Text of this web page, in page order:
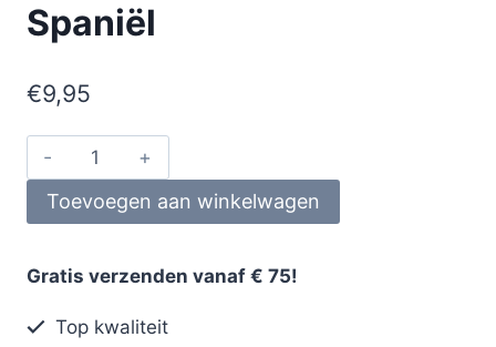
Spaniël
€9,95
Toevoegen aan winkelwagen
Gratis verzenden vanaf € 75!
Top kwaliteit